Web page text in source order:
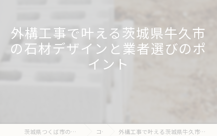
外構工事で叶える茨城県牛久市
の石材デザインと業者選びのポ
イント
茨城県つくば市の外構工事なら有限会社和園 コラム 外構工事で叶える茨城県牛久市の石材デザインと業者選びのポイント